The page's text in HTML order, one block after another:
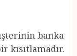
banka
kısıtlamadır.